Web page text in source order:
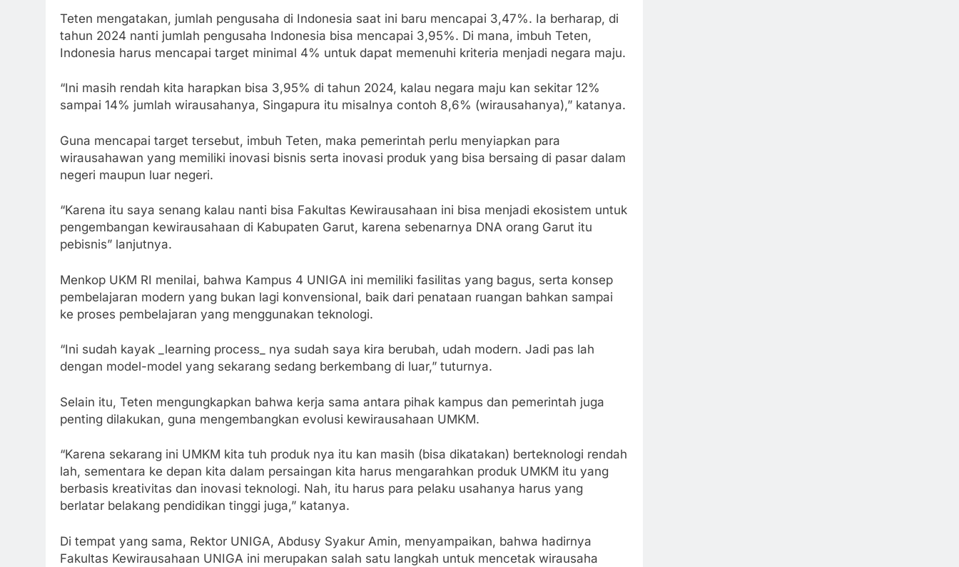
Teten mengatakan, jumlah pengusaha di Indonesia saat ini baru mencapai 3,47%. Ia berharap, di
tahun 2024 nanti jumlah pengusaha Indonesia bisa mencapai 3,95%. Di mana, imbuh Teten,
Indonesia harus mencapai target minimal 4% untuk dapat memenuhi kriteria menjadi negara maju.
“Ini masih rendah kita harapkan bisa 3,95% di tahun 2024, kalau negara maju kan sekitar 12%
sampai 14% jumlah wirausahanya, Singapura itu misalnya contoh 8,6% (wirausahanya),” katanya.
Guna mencapai target tersebut, imbuh Teten, maka pemerintah perlu menyiapkan para
wirausahawan yang memiliki inovasi bisnis serta inovasi produk yang bisa bersaing di pasar dalam
negeri maupun luar negeri.
“Karena itu saya senang kalau nanti bisa Fakultas Kewirausahaan ini bisa menjadi ekosistem untuk
pengembangan kewirausahaan di Kabupaten Garut, karena sebenarnya DNA orang Garut itu
pebisnis” lanjutnya.
Menkop UKM RI menilai, bahwa Kampus 4 UNIGA ini memiliki fasilitas yang bagus, serta konsep
pembelajaran modern yang bukan lagi konvensional, baik dari penataan ruangan bahkan sampai
ke proses pembelajaran yang menggunakan teknologi.
“Ini sudah kayak _learning process_ nya sudah saya kira berubah, udah modern. Jadi pas lah
dengan model-model yang sekarang sedang berkembang di luar,” tuturnya.
Selain itu, Teten mengungkapkan bahwa kerja sama antara pihak kampus dan pemerintah juga
penting dilakukan, guna mengembangkan evolusi kewirausahaan UMKM.
“Karena sekarang ini UMKM kita tuh produk nya itu kan masih (bisa dikatakan) berteknologi rendah
lah, sementara ke depan kita dalam persaingan kita harus mengarahkan produk UMKM itu yang
berbasis kreativitas dan inovasi teknologi. Nah, itu harus para pelaku usahanya harus yang
berlatar belakang pendidikan tinggi juga,” katanya.
Di tempat yang sama, Rektor UNIGA, Abdusy Syakur Amin, menyampaikan, bahwa hadirnya
Fakultas Kewirausahaan UNIGA ini merupakan salah satu langkah untuk mencetak wirausaha